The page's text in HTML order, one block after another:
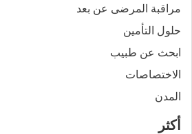
مراقبة المرضى عن بعد
حلول التأمين
ابحث عن طبيب
الاختصاصات
المدن
أكثر